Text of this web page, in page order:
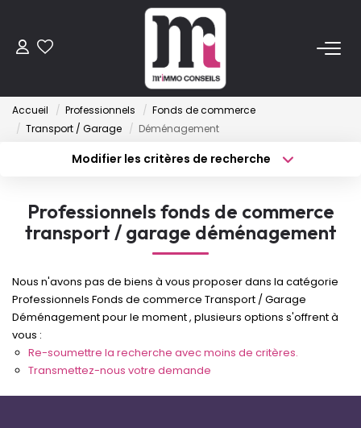
ACHETER
Anciens
VENDRE
LOUER
ESTIMER
FAIRE GÉRER
NOTRE AGENCE
Accueil Professionnels
Fonds de commerce
Transport / Garage
Déménagement
Modifier les critères de recherche
Sélectionnez...
Type de bien
Surface min
Créer une alerte
Professionnels fonds de commerce
transport / garage déménagement
Nous n'avons pas de biens à vous proposer dans la catégorie
Professionnels Fonds de commerce Transport / Garage
Déménagement pour le moment , plusieurs options s'offrent à
vous :
Re-soumettre la recherche avec moins de critères.
Transmettez-nous votre demande